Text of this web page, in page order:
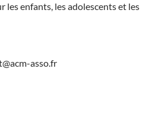
les enfants, les adolescents et les
asso.fr